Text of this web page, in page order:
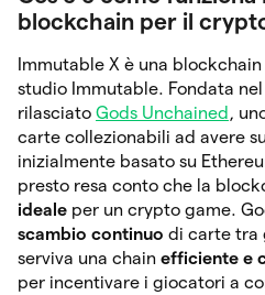
blockchain per il
Immutable X è una
studio Immutable. Fondata
rilasciato Gods Unchained ,
carte collezionabili ad avere
inizialmente basato su
presto resa conto che la
ideale per un crypto game.
scambio continuo di carte tra
serviva una chain efficiente e
per incentivare i giocatori a